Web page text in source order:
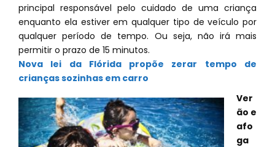
principal responsável pelo cuidado de uma criança
enquanto ela estiver em qualquer tipo de veículo por
qualquer período de tempo. Ou seja, não irá mais
permitir o prazo de 15 minutos.
Nova lei da Flórida propõe zerar tempo de
crianças sozinhas em carro
Ver
ão e
afo
ga